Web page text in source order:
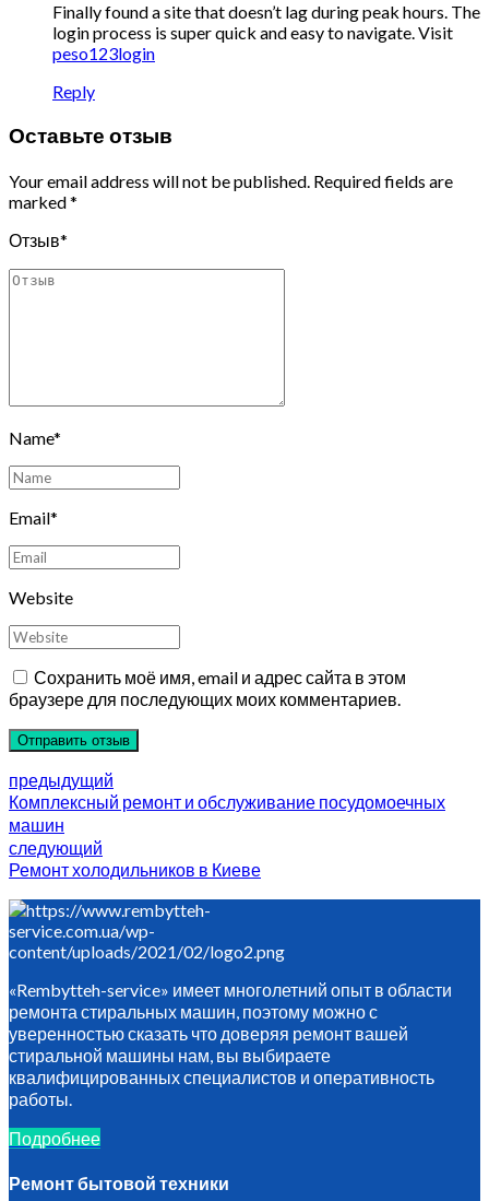
Finally found a site that doesn’t lag during peak hours. The
login process is super quick and easy to navigate. Visit
peso123login
Reply
Оставьте отзыв
Your email address will not be published. Required fields are
marked *
Отзыв*
Name*
Email*
Website
Сохранить моё имя, email и адрес сайта в этом
браузере для последующих моих комментариев.
Отправить отзыв
предыдущий
Комплексный ремонт и обслуживание посудомоечных
машин
следующий
Ремонт холодильников в Киеве
«Rembytteh-service» имеет многолетний опыт в области
ремонта стиральных машин, поэтому можно с
уверенностью сказать что доверяя ремонт вашей
стиральной машины нам, вы выбираете
квалифицированных специалистов и оперативность
работы.
Подробнее
Ремонт бытовой техники